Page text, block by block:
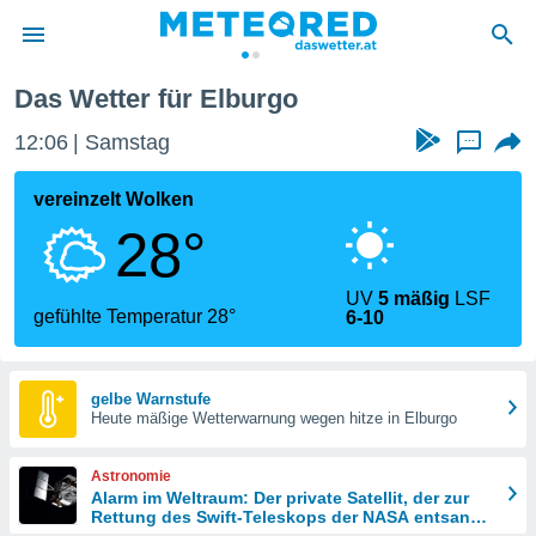
wurde
dass
sind.
diese
Das Wetter für Elburgo
12:06 Samstag ...
vereinzelt Wolken
28°
gefühlte Temperatur 28°
UV5 mäßig LSF
6-10
gelbe Warnstufe
Heute mäßige Wetterwarnung wegen hitze in Elburgo
Astronomie
Alarm im Weltraum: Der private Satellit, der zur
Rettung des Swift-Teleskops der NASA entsandt